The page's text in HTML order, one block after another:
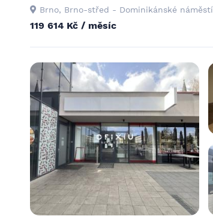
Brno, Brno-střed - Dominikánské náměstí
119 614 Kč / měsíc